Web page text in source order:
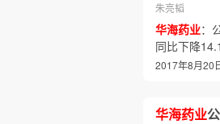
朱亮韬
华海药业：
同比下降
2017年8月20
华海药业